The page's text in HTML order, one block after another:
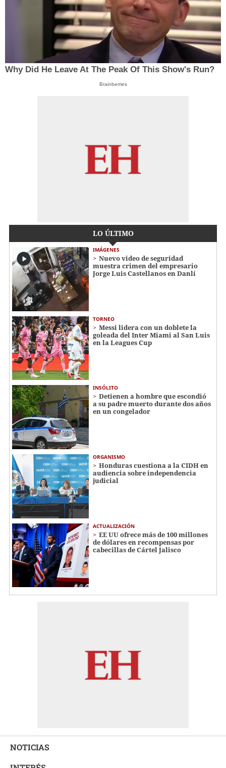
Why Did He Leave At The Peak Of This Show's Run?
Brainberries
LO ÚLTIMO
IMÁGENES
Nuevo video de seguridad
muestra crimen del empresario
Jorge Luis Castellanos en Danlí
TORNEO
Messi lidera con un doblete la
goleada del Inter Miami al San Luis
en la Leagues Cup
INSÓLITO
Detienen a hombre que escondió
a su padre muerto durante dos años
en un congelador
ORGANISMO
Honduras cuestiona a la CIDH en
audiencia sobre independencia
judicial
ACTUALIZACIÓN
EE UU ofrece más de 100 millones
de dólares en recompensas por
cabecillas de Cártel Jalisco
NOTICIAS